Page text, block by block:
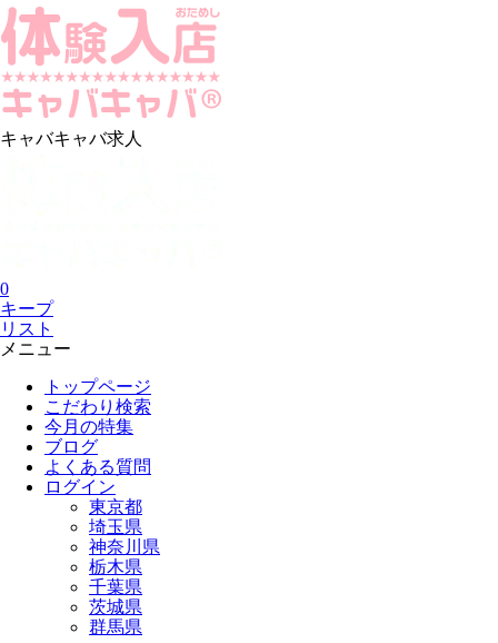
キャバキャバ求人
0
キープ
リスト
メニュー
トップページ
こだわり検索
今月の特集
ブログ
よくある質問
ログイン
東京都
埼玉県
神奈川県
栃木県
千葉県
茨城県
群馬県